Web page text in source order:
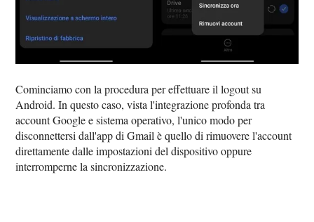
Cominciamo con la procedura per effettuare il logout su
Android. In questo caso, vista l'integrazione profonda tra
account Google e sistema operativo, l'unico modo per
disconnettersi dall'app di Gmail è quello di rimuovere l'account
direttamente dalle impostazioni del dispositivo oppure
interromperne la sincronizzazione.